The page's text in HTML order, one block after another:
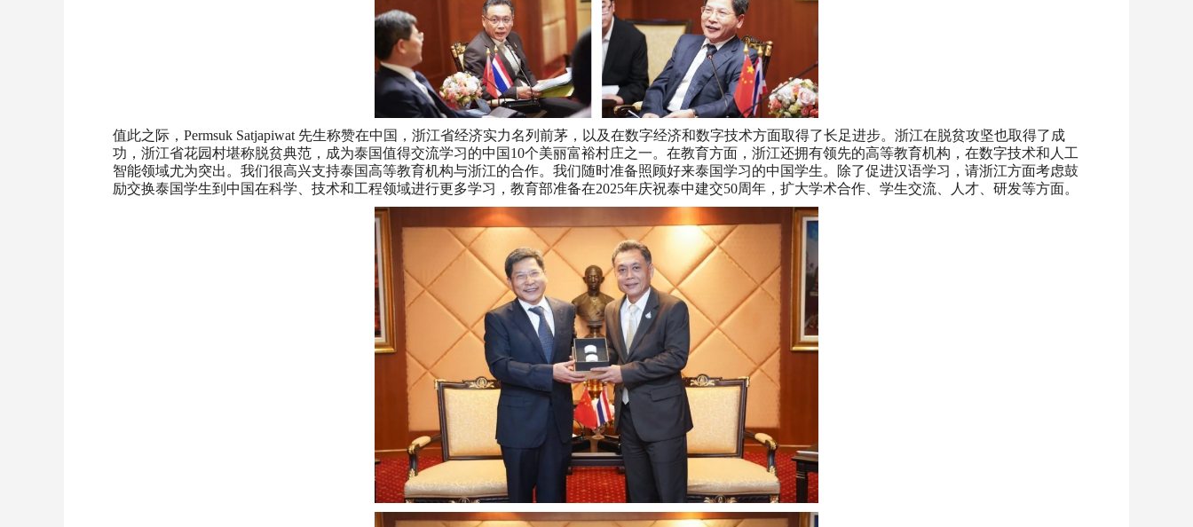
值此之际，Permsuk Satjapiwat 先生称赞在中国，浙江省经济实力名列前茅，以及在数字经济和数字技术方面取得了长足进步。浙江在脱贫攻坚也取得了成
功，浙江省花园村堪称脱贫典范，成为泰国值得交流学习的中国10个美丽富裕村庄之一。在教育方面，浙江还拥有领先的高等教育机构，在数字技术和人工
智能领域尤为突出。我们很高兴支持泰国高等教育机构与浙江的合作。我们随时准备照顾好来泰国学习的中国学生。除了促进汉语学习，请浙江方面考虑鼓
励交换泰国学生到中国在科学、技术和工程领域进行更多学习，教育部准备在2025年庆祝泰中建交50周年，扩大学术合作、学生交流、人才、研发等方面。